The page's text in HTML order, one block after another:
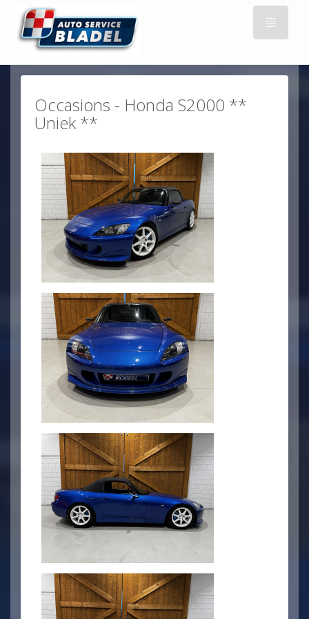
Occasions - Honda S2000 **
Uniek **